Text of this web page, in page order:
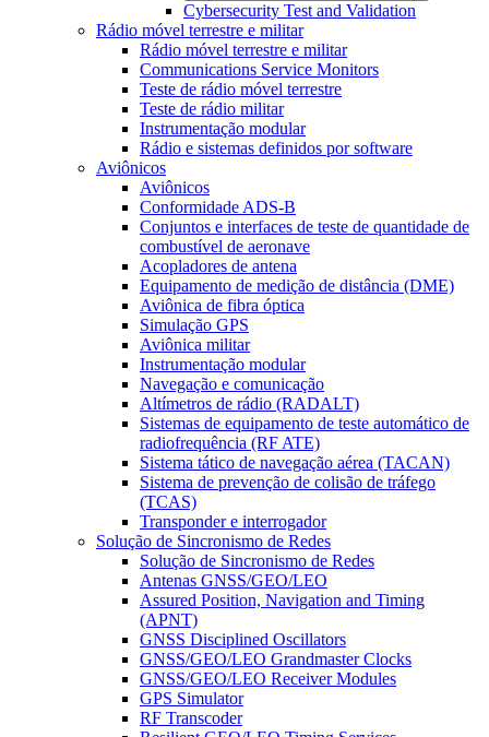
Cybersecurity Test and Validation
Rádio móvel terrestre e militar
Rádio móvel terrestre e militar
Communications Service Monitors
Teste de rádio móvel terrestre
Teste de rádio militar
Instrumentação modular
Rádio e sistemas definidos por software
Aviônicos
Aviônicos
Conformidade ADS-B
Conjuntos e interfaces de teste de quantidade de
combustível de aeronave
Acopladores de antena
Equipamento de medição de distância (DME)
Aviônica de fibra óptica
Simulação GPS
Aviônica militar
Instrumentação modular
Navegação e comunicação
Altímetros de rádio (RADALT)
Sistemas de equipamento de teste automático de
radiofrequência (RF ATE)
Sistema tático de navegação aérea (TACAN)
Sistema de prevenção de colisão de tráfego
(TCAS)
Transponder e interrogador
Solução de Sincronismo de Redes
Solução de Sincronismo de Redes
Antenas GNSS/GEO/LEO
Assured Position, Navigation and Timing
(APNT)
GNSS Disciplined Oscillators
GNSS/GEO/LEO Grandmaster Clocks
GNSS/GEO/LEO Receiver Modules
GPS Simulator
RF Transcoder